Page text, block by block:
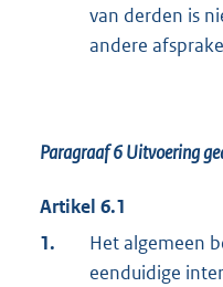
van derden is
andere
Paragraaf 6Uitvoering
Artikel 6.1
1.
Het algemeen
eenduidige